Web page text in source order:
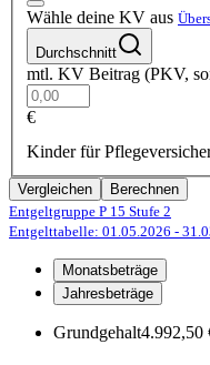
Wähle deine KV aus
Durchschnitt
mtl. KV Beitrag (PKV,
€
Kinder für
Vergleichen
Berechnen
Entgeltgruppe P 15 Stufe 2
Entgelttabelle: 01.05.2026 -
Monatsbeträge
Jahresbeträge
Grundgehalt4.992,50